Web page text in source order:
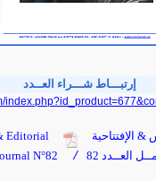
إرتبـــاط شـــراء العــدد
Editorial
& الإفتتاحية
N°82 / العــدد 82